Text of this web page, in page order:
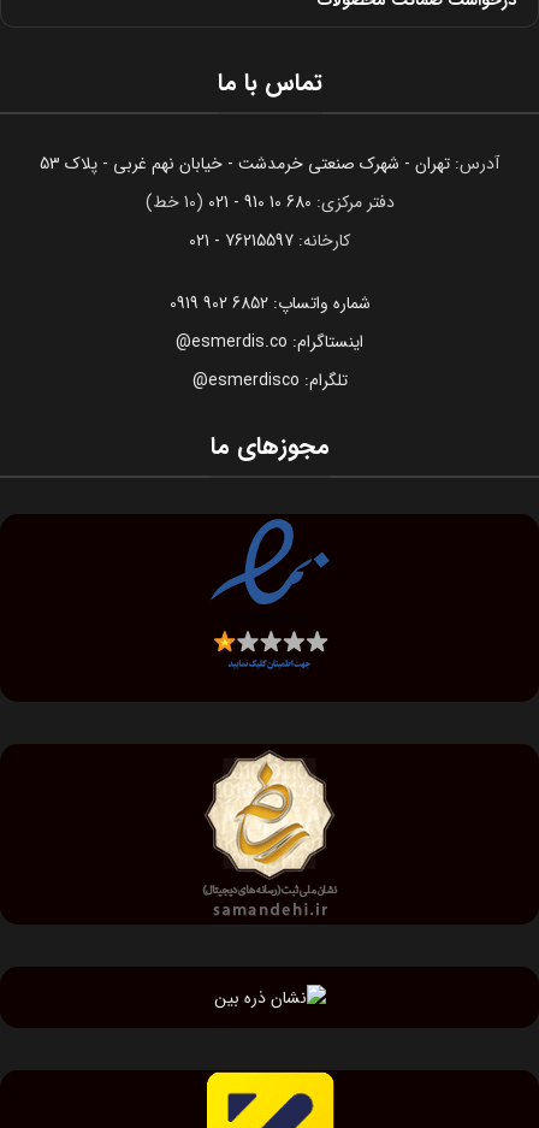
تماس با ما
آدرس: تهران - شهرک صنعتی خرمدشت - خیابان نهم غربی - پلاک 53
دفتر مرکزی: 680 10 910 - 021
(10 خط)
کارخانه: 76215597 - 021
شماره واتساپ: 6852 902 0919
اینستاگرام: esmerdis.co@
تلگرام: esmerdisco@
مجوزهای ما